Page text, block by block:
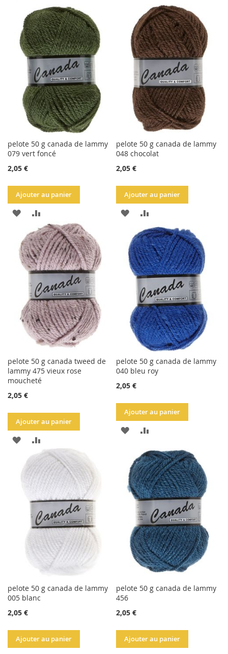
LA
LISTE
D'ACHATS
AU
COMPARATEUR
LA
LISTE
D'ACHATS
COMPARATEUR
pelote 50 g canada de lammy
079 vert foncé
2,05 €
Ajouter au panier
AJOUTER
LA
LISTE
D'ACHATS
AU
COMPARATEUR
pelote 50 g canada de lammy
048 chocolat
2,05 €
Ajouter au panier
AJOUTER
LA
LISTE
D'ACHATS
AU
COMPARATEUR
pelote 50 g canada tweed de
lammy 475 vieux rose
moucheté
2,05 €
Ajouter au panier
AJOUTER
LA
D'ACHATS
AU
COMPARATEUR
pelote 50 g canada de lammy
040 bleu roy
2,05 €
Ajouter au panier
AJOUTER
LA
LISTE
D'ACHATS
COMPARATEUR
pelote 50 g canada de lammy
005 blanc
2,05 €
Ajouter au panier
pelote 50 g canada de lammy
456
2,05 €
Ajouter au panier